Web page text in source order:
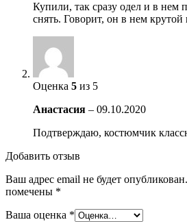
Купили, так сразу одел и в нем
снять. Говорит, он в нем крутой
Оценка 5 из 5
Анастасия – 09.10.2020
Подтверждаю, костюмчик
Добавить отзыв
Ваш адрес email не будет опубликован.
помечены *
Ваша оценка *